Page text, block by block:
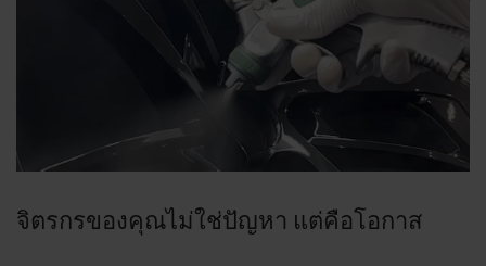
จิตรกรของคุณไม่ใช่ปัญหา แต่คือโอกาส